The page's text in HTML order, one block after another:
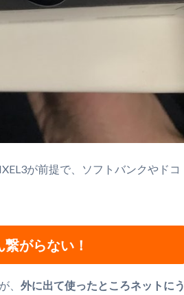
が前提で、ソフトバンクやドコ
がらない！
、 外に出て使ったところネットにう